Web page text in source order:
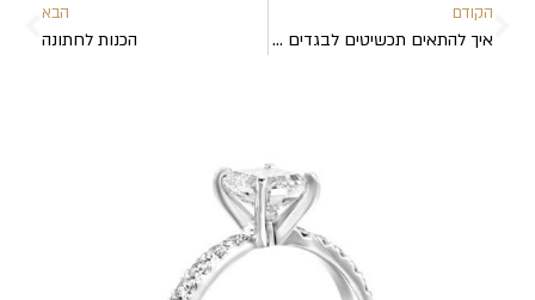
הקודם
איך להתאים תכשיטים לבגדים ולצורת הפנים
הבא
הכנות לחתונה